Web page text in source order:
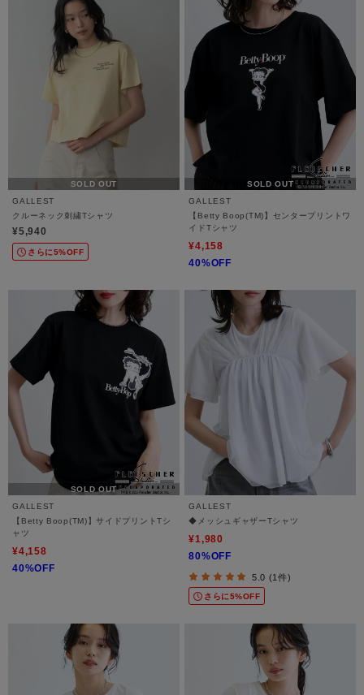
SOLD OUT
GALLEST
クルーネック刺繍Tシャツ
¥5,940
さらに5%OFF
SOLD OUT
GALLEST
【Betty Boop(TM)】センタープリントワ
イドTシャツ
¥4,158
40%OFF
SOLD OUT
GALLEST
【Betty Boop(TM)】サイドプリントTシ
ャツ
¥4,158
40%OFF
GALLEST
◆メッシュギャザーTシャツ
¥1,980
80%OFF
5.0 (1件)
さらに5%OFF